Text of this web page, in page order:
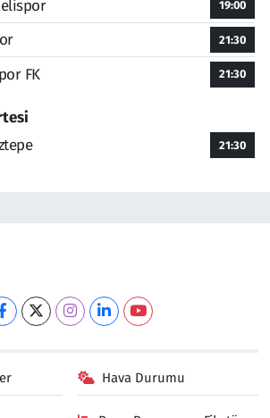
19:00
21:30
FK 21:30
21:30
Hava Durumu